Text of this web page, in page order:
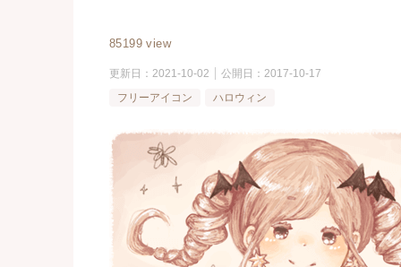
85199 view
更新日： 2021-10-02 公開日： 2017-10-17
フリーアイコン
ハロウィン